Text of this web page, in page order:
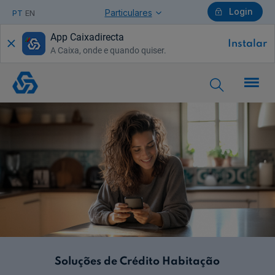
PT EN Login
Particulares
Particulares
Ajuda Particulares
Saiba mais sobre a Chave Móvel Digital
Empresas
App Caixadirecta
A Caixa, onde e quando quiser.
Instalar
Credito
Habitacao
Geral
Soluções de Crédito Habitação